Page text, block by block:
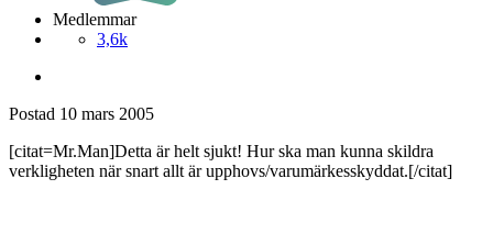
Medlemmar
3,6k
Postad 10 mars 2005
[citat=Mr.Man]Detta är helt sjukt! Hur ska man kunna skildra
verkligheten när snart allt är upphovs/varumärkesskyddat.[/citat]